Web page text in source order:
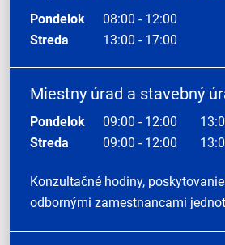
Pondelok
08:00 - 12:00
Streda
13:00 - 17:00
Miestny úrad a stavebný
Pondelok 09:00 - 12:00
Streda
09:00 - 12:00
Konzultačné hodiny,
odbornými zamestnancami